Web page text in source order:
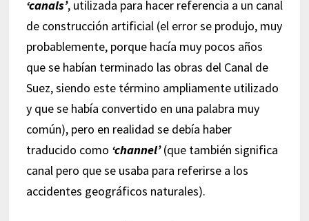
‘canals’, utilizada para hacer referencia a un canal
de construcción artificial (el error se produjo, muy
probablemente, porque hacía muy pocos años
que se habían terminado las obras del Canal de
Suez, siendo este término ampliamente utilizado
y que se había convertido en una palabra muy
común), pero en realidad se debía haber
traducido como ‘channel’(que también significa
canal pero que se usaba para referirse a los
accidentes geográficos naturales).